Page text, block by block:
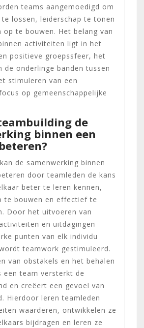
teams aangemoedigd om
lossen, leiderschap te tonen
op te bouwen. Het belang van
activiteiten ligt in het
positieve groepssfeer, het
de onderlinge banden tussen
stimuleren van een
op gemeenschappelijke
de
binnen een
de samenwerking binnen
door teamleden de kans
beter te leren kennen,
te bouwen en effectief te
Door het uitvoeren van
en uitdagingen
punten van elk individu
teamwork gestimuleerd.
van obstakels en het behalen
een team versterkt de
en creëert een gevoel van
Hierdoor leren teamleden
waarderen, ontwikkelen ze
bijdragen en leren ze